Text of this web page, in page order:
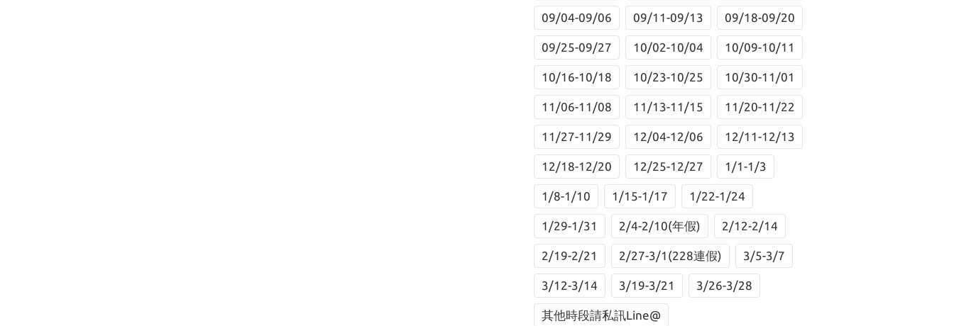
09/04-09/06 09/11-09/13 09/18-09/20
09/25-09/27 10/02-10/04 10/09-10/11
10/16-10/18 10/23-10/25 10/30-11/01
11/06-11/08 11/13-11/15 11/20-11/22
11/27-11/29 12/04-12/06 12/11-12/13
12/18-12/20 12/25-12/27 1/1-1/3
1/8-1/10 1/15-1/17 1/22-1/24
1/29-1/31 2/4-2/10(年假) 2/12-2/14
2/19-2/21 2/27-3/1(228連假) 3/5-3/7
3/12-3/14 3/19-3/21 3/26-3/28
其他時段請私訊Line@